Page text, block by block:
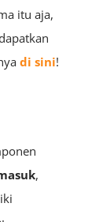
itu aja,
di sini!
,